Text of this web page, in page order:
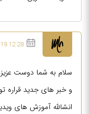
19.12.28
سلام به شما دوست
و خبر های جدید قراره
انشالله آموزش های